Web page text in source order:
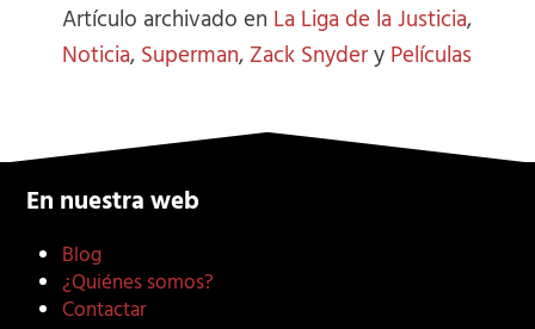
Artículo archivado en La Liga de la Justicia,
Noticia, Superman, Zack Snydery Películas
En nuestra web
Blog
¿Quiénes somos?
Contactar